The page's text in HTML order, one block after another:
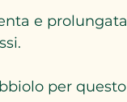
e prolungata
per questo